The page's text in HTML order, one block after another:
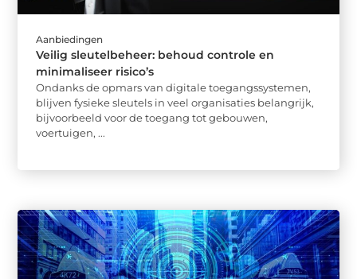
Aanbiedingen
Veilig sleutelbeheer: behoud controle en
minimaliseer risico’s
Ondanks de opmars van digitale toegangssystemen,
blijven fysieke sleutels in veel organisaties belangrijk,
bijvoorbeeld voor de toegang tot gebouwen,
voertuigen, ...